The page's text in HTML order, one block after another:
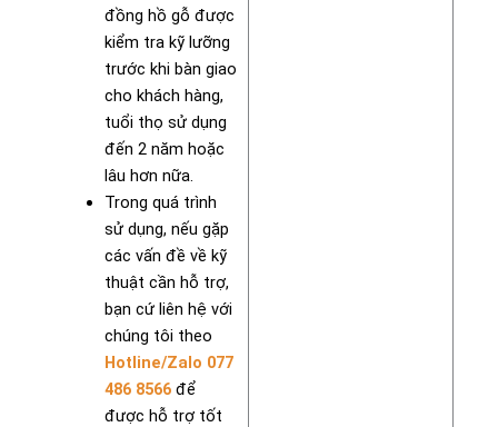
đồng hồ gỗ được
kiểm tra kỹ lưỡng
trước khi bàn giao
cho khách hàng,
tuổi thọ sử dụng
đến 2 năm hoặc
lâu hơn nữa.
Trong quá trình
sử dụng, nếu gặp
các vấn đề về kỹ
thuật cần hỗ trợ,
bạn cứ liên hệ với
chúng tôi theo
Hotline/Zalo 077
486 8566để
được hỗ trợ tốt